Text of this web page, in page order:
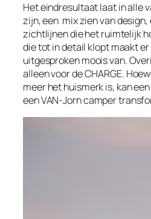
Het eindresultaat laat in alle
zijn, een mix zien van
zichtlijnen die het ruimtelijk
die tot in detail klopt maakt
uitgesproken moois van.
alleen voor de CHARGE.
meer het huismerk is, kan
een VAN-Jorn camper